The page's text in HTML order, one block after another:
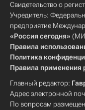
Свидетельство о
Учредитель:
предприятие
«Россия сегодня»
Правила
Политика
Правила применения
Главный редактор:
Адрес электронной
По вопросам